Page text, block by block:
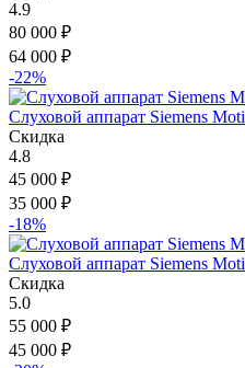
4.9
80 000 ₽
64 000 ₽
-22%
Слуховой аппарат Siemens
Скидка
4.8
45 000 ₽
35 000 ₽
-18%
Слуховой аппарат Siemens
Скидка
5.0
55 000 ₽
45 000 ₽